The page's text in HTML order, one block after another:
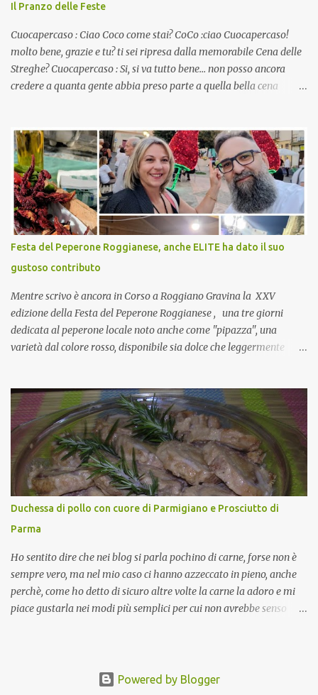
Il Pranzo delle Feste
Cuocapercaso : Ciao Coco come stai? CoCo :ciao Cuocapercaso!
molto bene, grazie e tu? ti sei ripresa dalla memorabile Cena delle
Streghe? Cuocapercaso : Si, si va tutto bene… non posso ancora
credere a quanta gente abbia preso parte a quella bella cena
pranzo, racconta un po'! Perchè io avrò ospiti e cerco degli spunti...
Cuocapercaso : A dire il vero domenica prossima non preparo
nulla perché vado al Pranzo Aziendale di fine anno organizzato dai
mie capi! CoCo : Pranzo aziendale? Una bella idea! Cuocapercaso :
si, è un modo per riunirsi tutti a fine anno e tirare le somme…
naturalmente mangiando tutti insieme, con grande convivialità!
CoCo : è naturale il cibo, come sappiamo bene, funziona spesso da
collante e anche nel lavoro riesce a creare spesso l’ambiente
favorevole per molte belle opportunità, non trovi? Cuocapercaso :
Si, concordo! …addirittura si dice...
Festa del Peperone Roggianese, anche ELITE ha dato il suo
gustoso contributo
Mentre scrivo è ancora in Corso a Roggiano Gravina la XXV
edizione della Festa del Peperone Roggianese , una tre giorni
dedicata al peperone locale noto anche come "pipazza", una
varietà dal colore rosso, disponibile sia dolce che leggermente
(Pat) della Calabria. Un ingrediente versatile in cucina, utilizzato
fresco o essiccato in ricette della tradizione o in piatti innovativi.
Durante la prima serata dell'evento abbiamo avuto prova della
versatilità di questo ingrediente durante il "2° Concorso
Gastronomico di piatti a base di peperone Roggianese" ideato da
Gina Santagata , presidente dell'associazione Mongolfiera, che ha
visto coinvolte tante associazioni attive sul territorio che hanno
voluto partecipare presentando un loro piatto a base di peperone.
Da giurata del concorso insieme agli chef Francesco Luci e ...
Duchessa di pollo con cuore di Parmigiano e Prosciutto di
Parma
Ho sentito dire che nei blog si parla pochino di carne, forse non è
sempre vero, ma nel mio caso ci hanno azzeccato in pieno, anche
perchè, come ho detto di sicuro altre volte la carne la adoro e mi
piace gustarla nei modi più semplici per cui non avrebbe senso
così) petto di pollo. Di recente l'ho servita in un pranzo che poteva
Powered by Blogger